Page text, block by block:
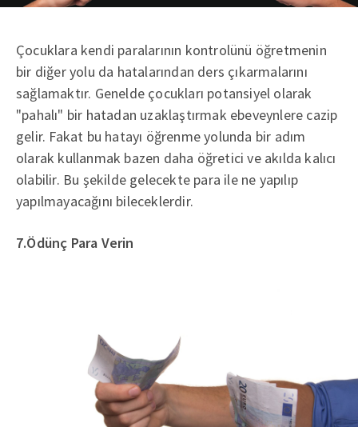
Çocuklara kendi paralarının kontrolünü öğretmenin
bir diğer yolu da hatalarından ders çıkarmalarını
sağlamaktır. Genelde çocukları potansiyel olarak
"pahalı" bir hatadan uzaklaştırmak ebeveynlere cazip
gelir. Fakat bu hatayı öğrenme yolunda bir adım
olarak kullanmak bazen daha öğretici ve akılda kalıcı
olabilir. Bu şekilde gelecekte para ile ne yapılıp
yapılmayacağını bileceklerdir.
7.Ödünç Para Verin